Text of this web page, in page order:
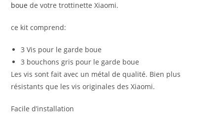
boue de votre trottinette Xiaomi.
ce kit comprend:
3 Vis pour le garde boue
3 bouchons gris pour le garde boue
Les vis sont fait avec un métal de qualité. Bien plus
résistants que les vis originales des Xiaomi.
Facile d’installation